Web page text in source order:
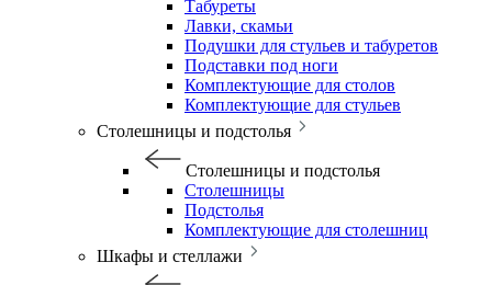
Табуреты
Лавки, скамьи
Подушки для стульев и табуретов
Подставки под ноги
Комплектующие для столов
Комплектующие для стульев
Столешницы и подстолья
Столешницы и подстолья
Столешницы
Подстолья
Комплектующие для столешниц
Шкафы и стеллажи